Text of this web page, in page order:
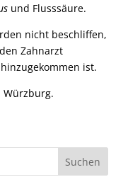
und Flusssäure.
nicht beschliffen,
Zahnarzt
ist.
Würzburg.